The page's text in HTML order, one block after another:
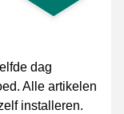
dag
Alle artikelen
installeren.